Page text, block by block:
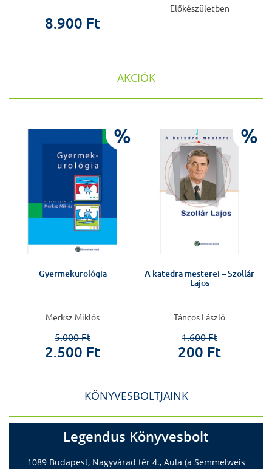
8.900 Ft
Előkészületben
AKCIÓK
%
Gyermekurológia
Merksz Miklós
5.000 Ft
2.500 Ft
%
A katedra mesterei – Szollár
Lajos
Táncos László
1.600 Ft
200 Ft
KÖNYVESBOLTJAINK
Legendus Könyvesbolt
1089 Budapest, Nagyvárad tér 4., Aula (a Semmelweis